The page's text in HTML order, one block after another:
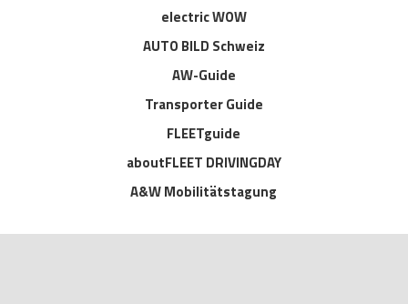
electric WOW
AUTO BILD Schweiz
AW-Guide
Transporter Guide
FLEETguide
aboutFLEET DRIVINGDAY
A&W Mobilitätstagung